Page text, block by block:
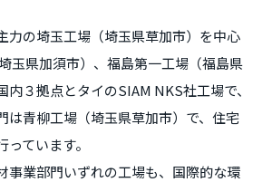
力の埼玉工場（埼玉県草加市）を中心
玉県加須市）、福島第一工場（福島県
３拠点とタイのSIAM NKS社工場で、
は青柳工場（埼玉県草加市）で、住宅
ています。
事業部門いずれの工場も、国際的な環